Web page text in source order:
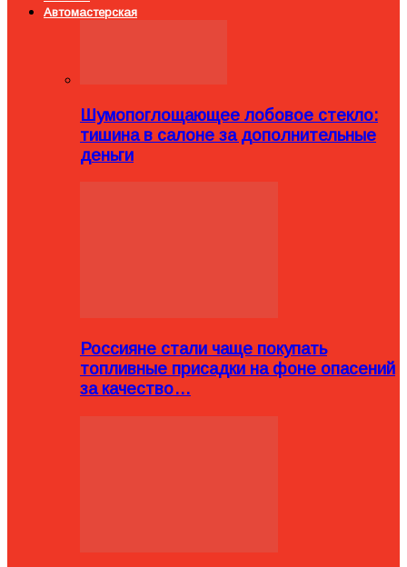
Автомастерская
Шумопоглощающее лобовое стекло:
тишина в салоне за дополнительные
деньги
Россияне стали чаще покупать
топливные присадки на фоне опасений
за качество…